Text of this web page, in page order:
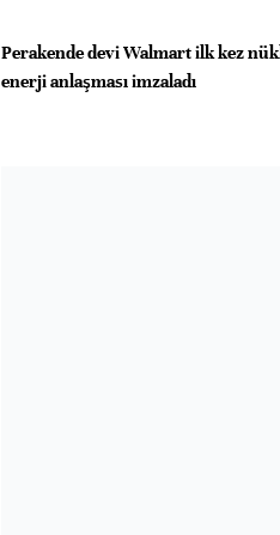
Perakende devi Walmart ilk kez
enerji anlaşması imzaladı